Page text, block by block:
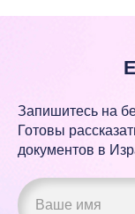
Запишитесь на
Готовы
документов в